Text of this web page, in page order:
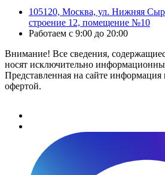
105120, Москва, ул. Нижняя
строение 12, помещение №10
Работаем с 9:00 до 20:00
Внимание! Все сведения,
носят исключительно
Представленная на сайте информация
офертой.